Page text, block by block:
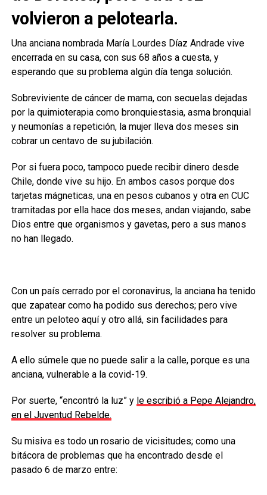
volvieron a pelotearla.
Una anciana nombrada María Lourdes Díaz Andrade vive
encerrada en su casa, con sus 68 años a cuesta, y
esperando que su problema algún día tenga solución.
Sobreviviente de cáncer de mama, con secuelas dejadas
por la quimioterapia como bronquiestasia, asma bronquial
y neumonías a repetición, la mujer lleva dos meses sin
cobrar un centavo de su jubilación.
Por si fuera poco, tampoco puede recibir dinero desde
Chile, donde vive su hijo. En ambos casos porque dos
tarjetas mágneticas, una en pesos cubanos y otra en CUC
tramitadas por ella hace dos meses, andan viajando, sabe
Dios entre que organismos y gavetas, pero a sus manos
no han llegado.
Con un país cerrado por el coronavirus, la anciana ha tenido
que zapatear como ha podido sus derechos; pero vive
entre un peloteo aquí y otro allá, sin facilidades para
resolver su problema.
A ello súmele que no puede salir a la calle, porque es una
anciana, vulnerable a la covid-19.
Por suerte, “encontró la luz” y le escribió a Pepe Alejandro,
en el Juventud Rebelde.
Su misiva es todo un rosario de vicisitudes; como una
bitácora de problemas que ha encontrado desde el
pasado 6 de marzo entre: